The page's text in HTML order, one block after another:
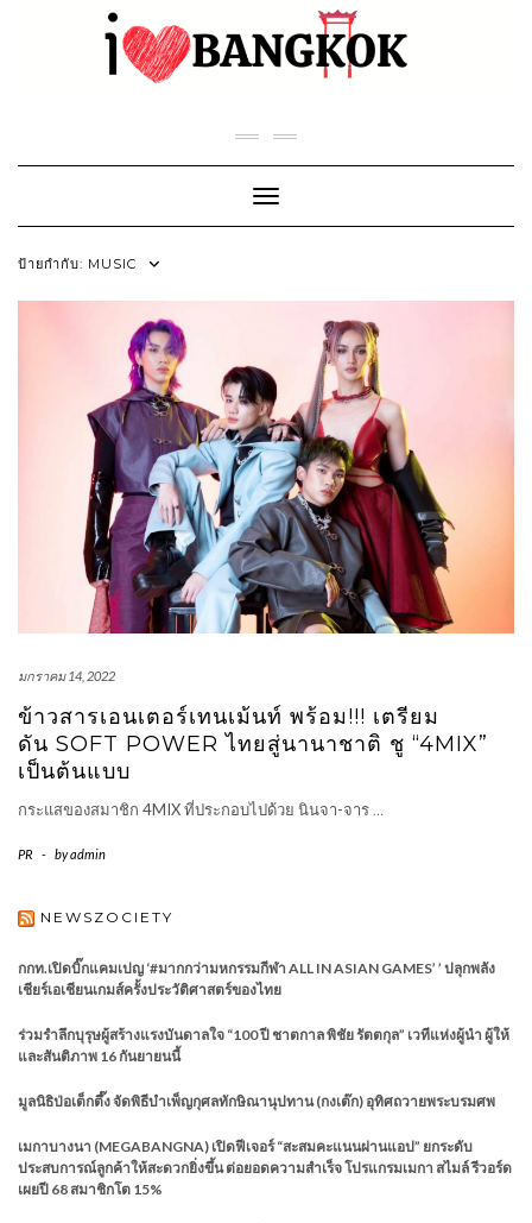
Toggle Navigation
ป้ายกำกับ: MUSIC
มกราคม 14, 2022
ข้าวสารเอนเตอร์เทนเม้นท์ พร้อม!!! เตรียม
ดัน SOFT POWER ไทยสู่นานาชาติ ชู “4MIX”
เป็นต้นแบบ
กระแสของสมาชิก 4MIX ที่ประกอบไปด้วย นินจา-จาร …
PR - byadmin
NEWSZOCIETY
กกท.เปิดบิ๊กแคมเปญ ‘#มากกว่ามหกรรมกีฬา ALL IN ASIAN GAMES’ ’ ปลุกพลัง
เชียร์เอเชียนเกมส์ครั้งประวัติศาสตร์ของไทย
ร่วมรำลึกบุรุษผู้สร้างแรงบันดาลใจ “100 ปี ชาตกาล พิชัย รัตตกุล” เวทีแห่งผู้นำ ผู้ให้
และสันติภาพ 16 กันยายนนี้
มูลนิธิป่อเต็กตึ๊ง จัดพิธีบำเพ็ญกุศลทักษิณานุปทาน (กงเต๊ก) อุทิศถวายพระบรมศพ
เมกาบางนา (MEGABANGNA) เปิดฟีเจอร์ “สะสมคะแนนผ่านแอป” ยกระดับ
ประสบการณ์ลูกค้าให้สะดวกยิ่งขึ้น ต่อยอดความสำเร็จ โปรแกรมเมกา สไมล์ รีวอร์ด
เผยปี 68 สมาชิกโต 15%